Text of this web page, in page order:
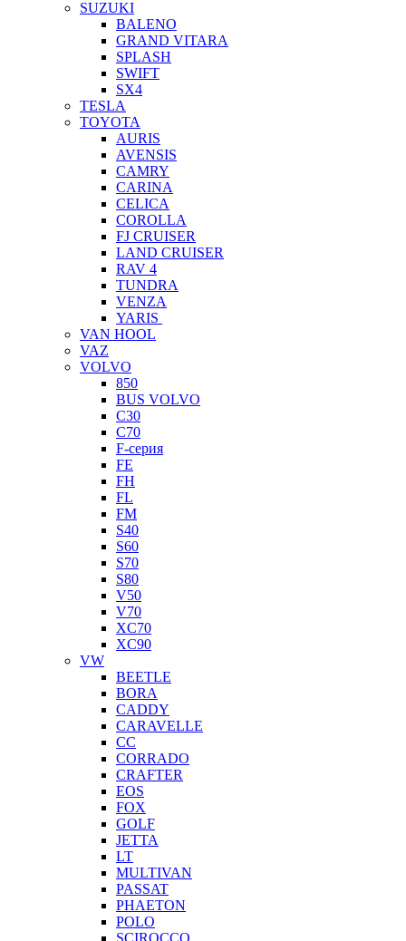
SUZUKI
BALENO
GRAND VITARA
SPLASH
SWIFT
SX4
TESLA
TOYOTA
AURIS
AVENSIS
CAMRY
CARINA
CELICA
COROLLA
FJ CRUISER
LAND CRUISER
RAV 4
TUNDRA
VENZA
YARIS
VAN HOOL
VAZ
VOLVO
850
BUS VOLVO
C30
C70
F-серия
FE
FH
FL
FM
S40
S60
S70
S80
V50
V70
XC70
XC90
VW
BEETLE
BORA
CADDY
CARAVELLE
CC
CORRADO
CRAFTER
EOS
FOX
GOLF
JETTA
LT
MULTIVAN
PASSAT
PHAETON
POLO
SCIROCCO